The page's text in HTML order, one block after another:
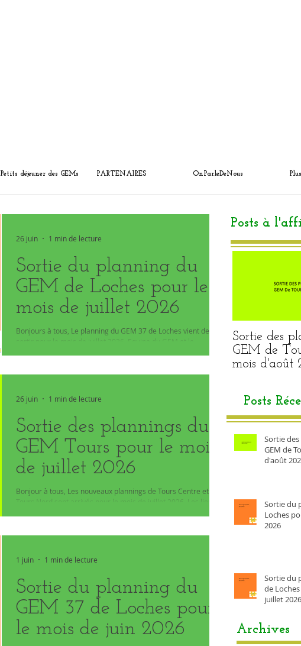
Petits déjeuner des GEMs PARTENAIRES OnParleDeNous Plus
Sortie du planning du
GEM de Loches pour le
mois de juillet 2026
Bonjours à tous, Le planning du GEM 37 de Loches vient de
sortir pour le mois de juillet 2026. Equipe du GEM et le
26 juin 1 min de lecture
Sortie des plannings du
GEM Tours pour le mois
de juillet 2026
Bonjour à tous, Les nouveaux plannings de Tours Centre et
Tours Nord sont arrivés pour le mois de juillet 2026. Les liens
webmaster
26 juin 1 min de lecture
Sortie du planning du
GEM 37 de Loches pour
le mois de juin 2026
1 juin 1 min de lecture
Posts à
Sortie des
GEM de
mois d'août
Posts
Sortie
GEM de
d'août
Sortie du
Loches
2026
Sortie du
de
juillet 2026
Archives